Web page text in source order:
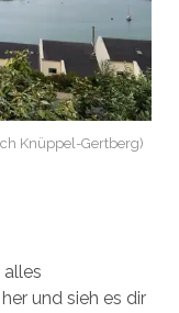
Knüppel-Gertberg)
und sieh es dir